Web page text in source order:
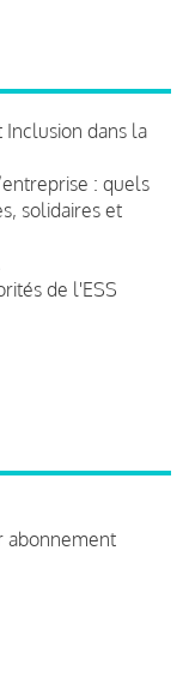
dans la
: quels
solidaires et
de l'ESS
abonnement